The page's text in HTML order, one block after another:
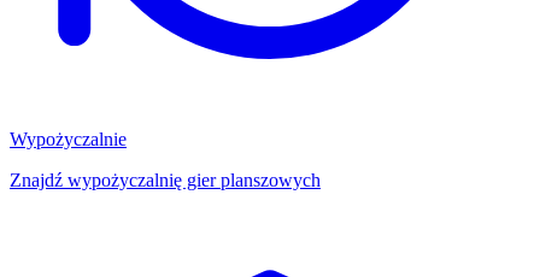
Wypożyczalnie
Znajdź wypożyczalnię gier planszowych